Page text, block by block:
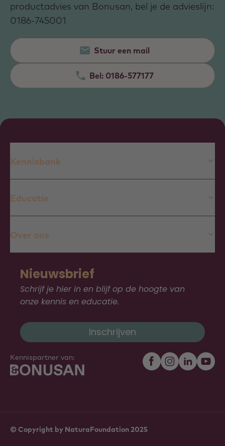
productadvies van Bonusan, bel je de advieslijn:
0186-745001
Stuur een mail
Bel: 0186-577177
Kennisbank
Educatie
Over ons
Nieuwsbrief
Schrijf je hier in en blijf op de hoogte van
onze kennis en educatie.
Inschrijven
Kennispartner van:
© Copyright by NaturaFoundation 2025